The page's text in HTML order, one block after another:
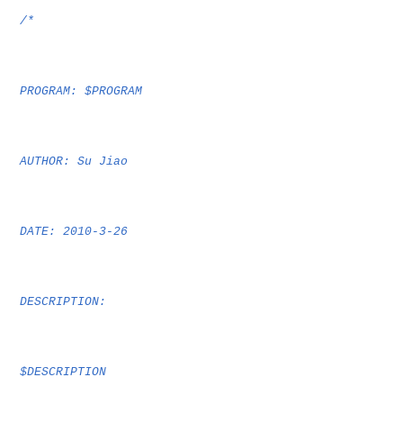
/*
PROGRAM: $PROGRAM
AUTHOR: Su Jiao
DATE: 2010-3-26
DESCRIPTION:
$DESCRIPTION